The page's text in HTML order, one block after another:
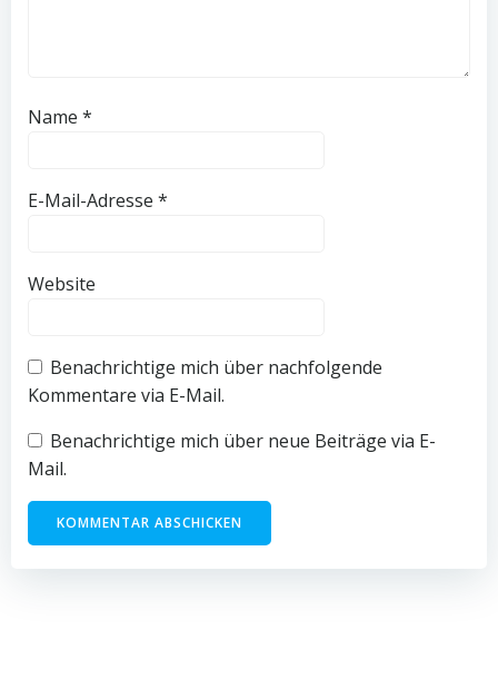
Name *
E-Mail-Adresse *
Website
Benachrichtige mich über nachfolgende
Kommentare via E-Mail.
Benachrichtige mich über neue Beiträge via E-
Mail.